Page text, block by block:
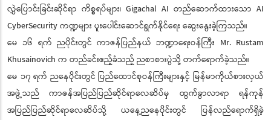
လွှဲပြောင်းခြင်းဆိုင်ရာ ကိစ္စရပ်များ၊ Gigachal AI တည်ဆောက်ထားသော AI
CyberSecurity ကဏ္ဍများ ပူးပေါင်းဆောင်ရွက်နိုင်ရေး ဆွေးနွေးခဲ့ကြသည်။
မေ ၁၆ ရက် ညပိုင်းတွင် ကာဇန်ပြည်နယ် ဘဏ္ဍာရေးဝန်ကြီး Mr. Rustam
Khusainovich က တည်ခင်းဧည့်ခံသည့် ညစာစားပွဲသို့ တက်ရောက်ခဲ့သည်။
မေ ၁၇ ရက် ညနေပိုင်းတွင် ပြည်ထောင်စုဝန်ကြီးများနှင့် မြန်မာကိုယ်စားလှယ်
အဖွဲ့သည် ကာဇန်အပြည်ပြည်ဆိုင်ရာလေဆိပ်မှ ထွက်ခွာလာရာ ရန်ကုန်
အပြည်ပြည်ဆိုင်ရာလေဆိပ်သို့ ယနေ့ညနေပိုင်းတွင် ပြန်လည်ရောက်ရှိခဲ့